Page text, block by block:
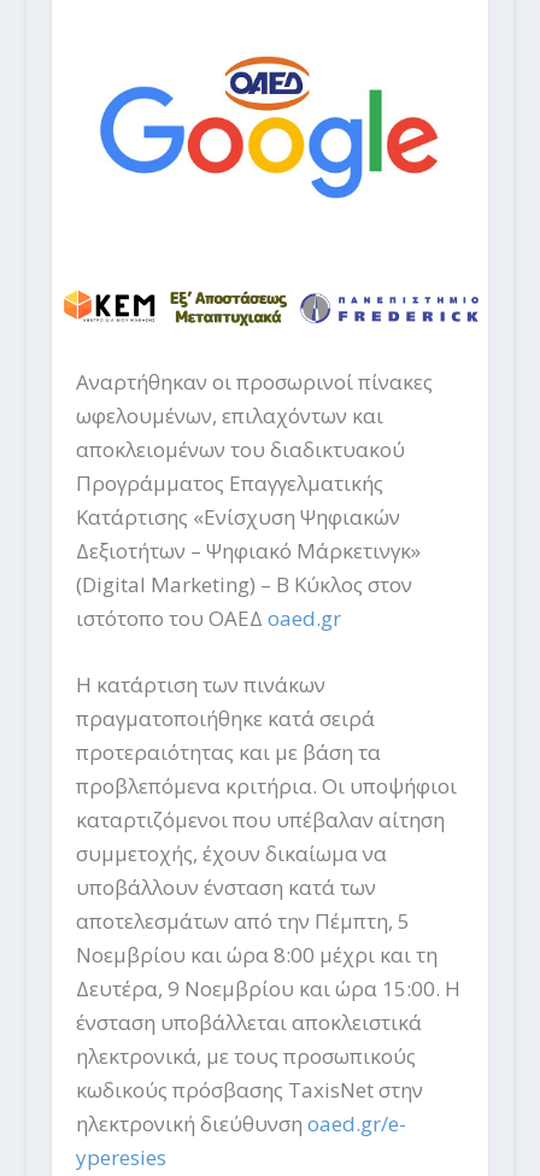
Αναρτήθηκαν οι προσωρινοί πίνακες
ωφελουμένων, επιλαχόντων και
αποκλειομένων του διαδικτυακού
Προγράμματος Επαγγελματικής
Κατάρτισης «Ενίσχυση Ψηφιακών
Δεξιοτήτων – Ψηφιακό Μάρκετινγκ»
(Digital Marketing) – Β Κύκλος στον
ιστότοπο του ΟΑΕΔ oaed.gr
Η κατάρτιση των πινάκων
πραγματοποιήθηκε κατά σειρά
προτεραιότητας και με βάση τα
προβλεπόμενα κριτήρια. Οι υποψήφιοι
καταρτιζόμενοι που υπέβαλαν αίτηση
συμμετοχής, έχουν δικαίωμα να
υποβάλλουν ένσταση κατά των
αποτελεσμάτων από την Πέμπτη, 5
Νοεμβρίου και ώρα 8:00 μέχρι και τη
Δευτέρα, 9 Νοεμβρίου και ώρα 15:00. Η
ένσταση υποβάλλεται αποκλειστικά
ηλεκτρονικά, με τους προσωπικούς
κωδικούς πρόσβασης TaxisNet στην
ηλεκτρονική διεύθυνση oaed.gr/e-
yperesies